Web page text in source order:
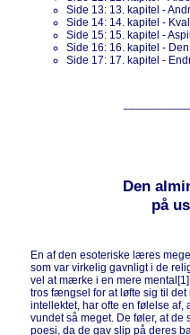
Side 13: 13. kapitel -
Side 14: 14. kapitel -
Side 15: 15. kapitel -
Side 16: 16. kapitel -
Side 17: 17. kapitel -
Den
på
En af den esoteriske læres
som var virkelig gavnligt i de
vel at mærke i en mere
tros fængsel for at løfte sig til
intellektet, har ofte en følelse af,
vundet så meget. De føler, at
poesi, da de gav slip på deres